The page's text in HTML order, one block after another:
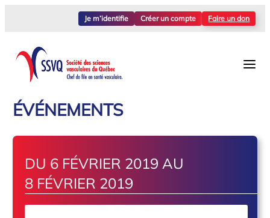
Je m’identifie Créer un compte Faire un don
ÉVÉNEMENTS
DU 6 FÉVRIER 2019 AU
8 FÉVRIER 2019